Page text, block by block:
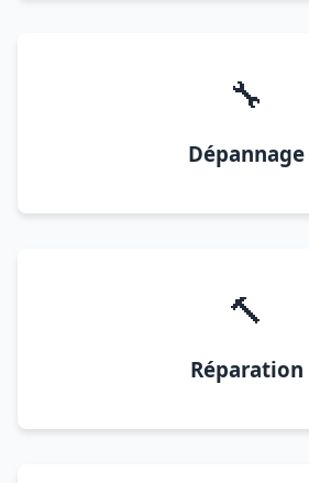
🔧
Dépannage
🔨
Réparation